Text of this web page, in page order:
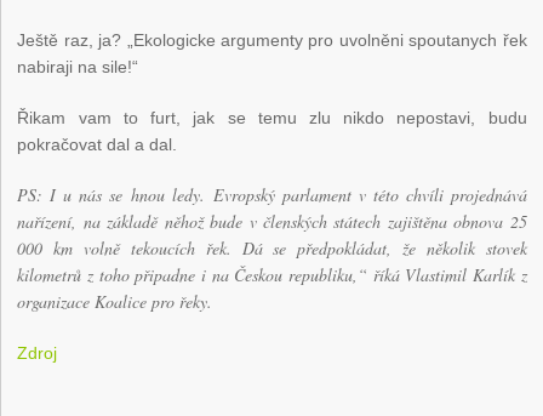
Ještě raz, ja? „Ekologicke argumenty pro uvolněni spoutanych řek
nabiraji na sile!“
Řikam vam to furt, jak se temu zlu nikdo nepostavi, budu
pokračovat dal a dal.
PS: I u nás se hnou ledy. Evropský parlament v této chvíli projednává
nařízení, na základě něhož bude v členských státech zajištěna obnova 25
000 km volně tekoucích řek. Dá se předpokládat, že několik stovek
kilometrů z toho připadne i na Českou republiku,“ říká Vlastimil Karlík z
organizace Koalice pro řeky.
Zdroj